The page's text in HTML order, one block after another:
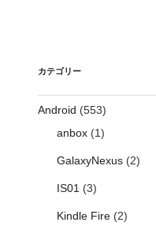
カテゴリー
Android (553)
anbox(1)
GalaxyNexus(2)
IS01(3)
Kindle Fire(2)